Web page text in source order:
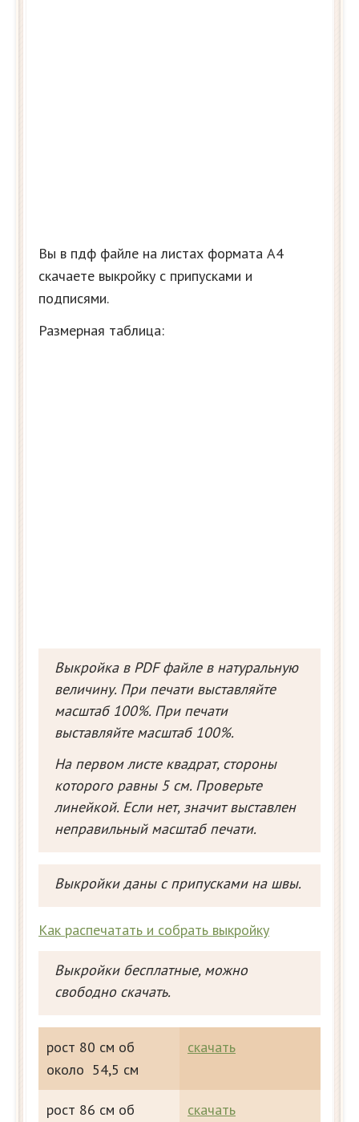
Вы в пдф файле на листах формата А4
скачаете выкройку с припусками и
подписями.
Размерная таблица:
Выкройка в PDF файле в натуральную
величину. При печати выставляйте
масштаб 100%. При печати
выставляйте масштаб 100%.
На первом листе квадрат, стороны
которого равны 5 см. Проверьте
линейкой. Если нет, значит выставлен
неправильный масштаб печати.
Выкройки даны с припусками на швы.
Как распечатать и собрать выкройку
Выкройки бесплатные, можно
свободно скачать.
рост 80 см об
около 54,5 см
скачать
рост 86 см об
скачать